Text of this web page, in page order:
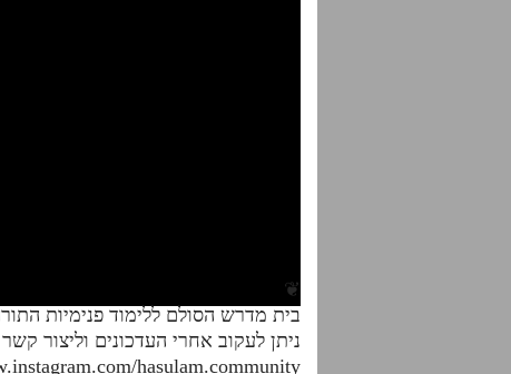
❦
בית מדרש הסולם ללימוד פנימיות
ניתן לעקוב אחרי העדכונים וליצור קשר
hasulam.community